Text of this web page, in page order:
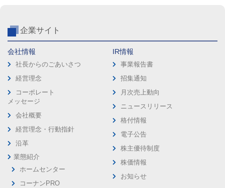
企業サイト
会社情報
社長からのごあいさつ
経営理念
コーポレート
メッセージ
会社概要
経営理念・行動指針
沿革
業態紹介
ホームセンター
コーナンPRO
IR情報
事業報告書
招集通知
月次売上動向
ニュースリリース
格付情報
電子公告
株主優待制度
株価情報
お知らせ